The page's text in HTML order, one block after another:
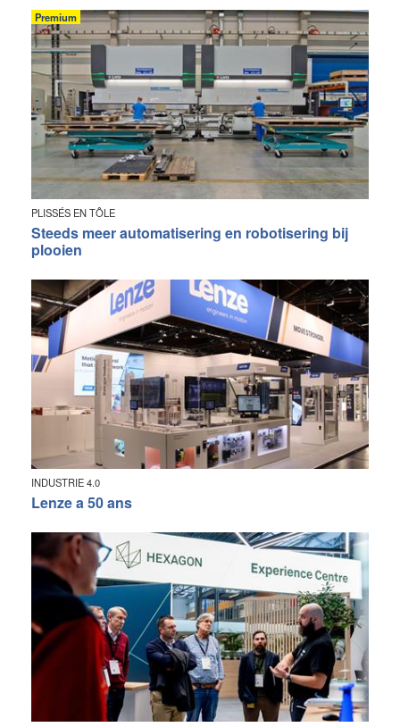
Premium
PLISSÉS EN TÔLE
Steeds meer automatisering en robotisering bij
plooien
INDUSTRIE 4.0
Lenze a 50 ans